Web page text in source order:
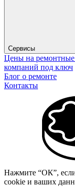
Сервисы
Цены на ремонтные
компаний под ключ
Блог о ремонте
Контакты
Нажмите “ОК”,
cookie и ваших